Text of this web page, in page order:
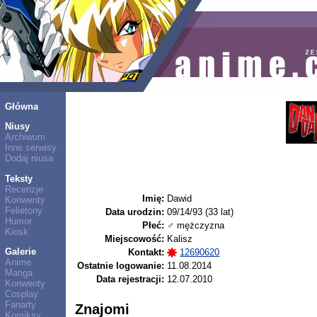
Główna
Niusy
Archiwum
Inne serwisy
Dodaj niusa
Teksty
Recenzje
Konwenty
Felietony
Humor
Kiosk
Galerie
Anime
Manga
Konwenty
Cosplay
Fanarty
Imię: Dawid
Data urodzin: 09/14/93 (33 lat)
Płeć: ♂ mężczyzna
Miejscowość: Kalisz
Kontakt:
12690620
Ostatnie logowanie: 11.08.2014
Data rejestracji: 12.07.2010
Znajomi